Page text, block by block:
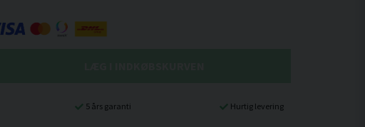
5 års garanti Hurtig levering